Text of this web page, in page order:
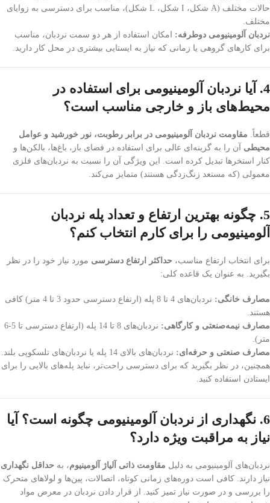
حالات مختلف (A شکل، I شکل، L شکل)، مناسب برای دسترسی به زوایای
مختلف.
نردبان آلومینیومی دوطرفه: امکان استفاده از هر دو سمت نردبان، مناسب
برای کارهای گروهی یا زمانی که نیاز به ایستایی بیشتری در محل کار دارید.
4. آیا نردبان آلومینیومی برای استفاده در
محیط‌های باز و خارجی مناسب است؟
قطعاً. مقاومت نردبان آلومینیومی در برابر رطوبت، نور خورشید و عوامل
محیطی آن را به گزینه‌ای عالی برای استفاده در فضای باز، باغ‌ها، بالکن‌ها و
کنار استخرها تبدیل کرده است. این ویژگی آن را نسبت به نردبان‌های فلزی
معمولی (که مستعد زنگ‌زدگی هستند) متمایز می‌کند.
5. چگونه بهترین ارتفاع و تعداد پله نردبان
آلومینیومی را برای کارم انتخاب کنم؟
برای انتخاب ارتفاع مناسب، حداکثر ارتفاع دسترسی مورد نیاز خود را در نظر
بگیرید. به عنوان یک قاعده کلی:
مصارف خانگی:
نردبان‌های 4 تا 8 پله (ارتفاع دسترسی حدود 3 تا 4 متر) کافی
هستند.
مصارف نیمه‌صنعتی و کارگاهی:
نردبان‌های 8 تا 14 پله (ارتفاع دسترسی تا 5-6
متر).
مصارف صنعتی و حرفه‌ای: نردبان‌های بالای 14 پله یا نردبان‌های تلسکوپی بلند.
همچنین، در نظر بگیرید که برای دسترسی راحت‌تر، نباید پله‌های بالایی را برای
ایستادن استفاده کنید.
6. نگهداری از نردبان آلومینیومی چگونه است؟ آیا
نیاز به مراقبت ویژه دارد؟
نردبان‌های آلومینیومی به دلیل مقاومت ذاتی آلیاژ آلومینیوم، به حداقل نگهداری
نیاز دارند. کافی است دوره‌های زمانی کوتاه، اتصالات، پین‌ها و لولاهای متحرک
را بررسی و در صورت نیاز تمیز کنید. از قرار دادن نردبان در معرض مواد